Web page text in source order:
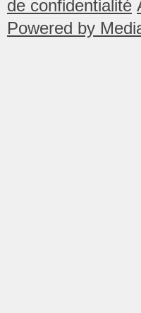
de confidentialité
Powered by